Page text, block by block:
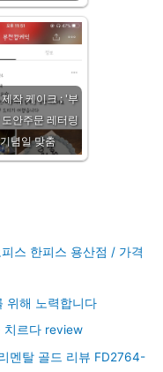
작 케이크 : '부
안주문 레터링
념일 맞춤
스 한피스 용산점 / 가격
위해 노력합니다
치르다 review
멘탈 골드 리뷰 FD2764-